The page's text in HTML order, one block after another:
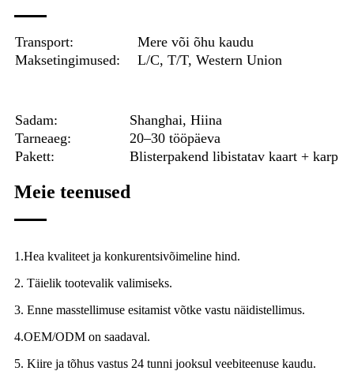
Transport:
Mere või õhu kaudu
Maksetingimused:
L/C, T/T, Western Union
Sadam:
Shanghai, Hiina
Tarneaeg:
20–30 tööpäeva
Pakett:
Blisterpakend libistatav kaart + karp
Meie teenused
1.Hea kvaliteet ja konkurentsivõimeline hind.
2. Täielik tootevalik valimiseks.
3. Enne masstellimuse esitamist võtke vastu näidistellimus.
4.OEM/ODM on saadaval.
5. Kiire ja tõhus vastus 24 tunni jooksul veebiteenuse kaudu.